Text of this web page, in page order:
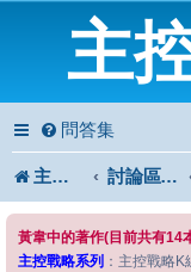
主
問答集
主控戰略中心 討論區首頁
黃韋中的著作(目前共有14
主控戰略系列 ：主控戰略